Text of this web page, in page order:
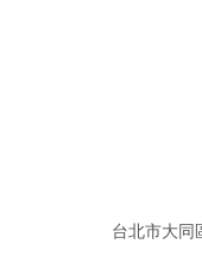
台北市大同